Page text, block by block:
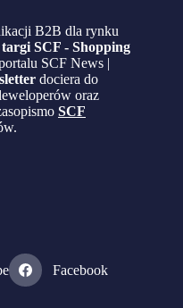
B2B dla rynku
targi SCF - Shopping
SCF News |
dociera do
oraz
SCF
Facebook